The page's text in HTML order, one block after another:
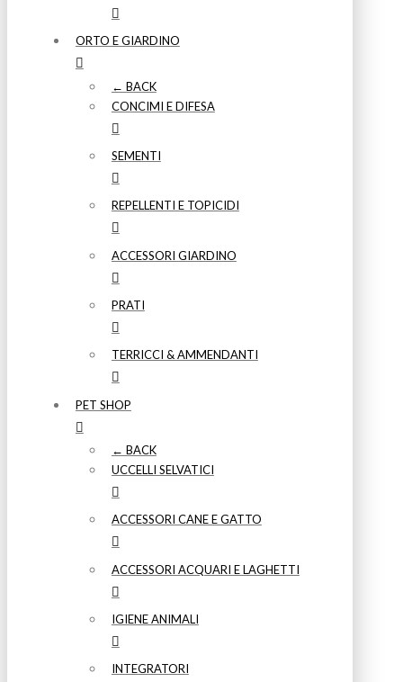
ORTO E GIARDINO
← BACK
CONCIMI E DIFESA
SEMENTI
REPELLENTI E TOPICIDI
ACCESSORI GIARDINO
PRATI
TERRICCI & AMMENDANTI
PET SHOP
← BACK
UCCELLI SELVATICI
ACCESSORI CANE E GATTO
ACCESSORI ACQUARI E LAGHETTI
IGIENE ANIMALI
INTEGRATORI